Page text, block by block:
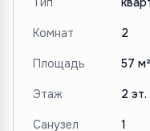
Комнат 2
Площадь 57 м²
Этаж 2 эт.
Санузел 1